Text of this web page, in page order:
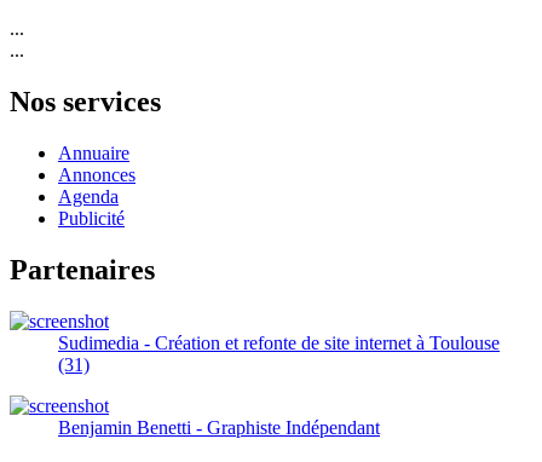
...
...
Nos services
Annuaire
Annonces
Agenda
Publicité
Partenaires
Sudimedia - Création et refonte de site internet à Toulouse
(31)
Benjamin Benetti - Graphiste Indépendant